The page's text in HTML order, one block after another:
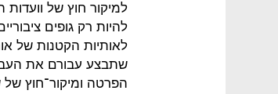
למיקור חוץ של
להיות רק גופים
לאותיות הקטנות של
שתבצע עבורם את
הפרטה ומיקור־חוץ